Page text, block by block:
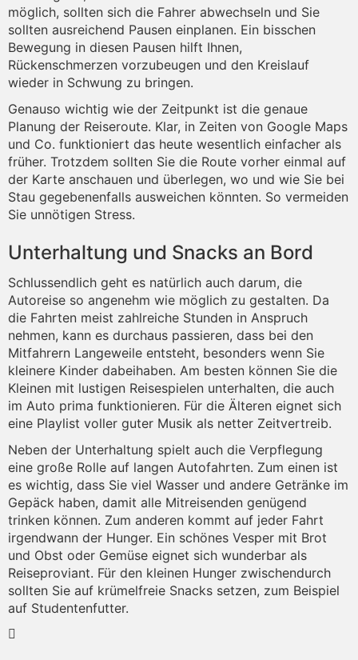
möglich, sollten sich die Fahrer abwechseln und Sie
sollten ausreichend Pausen einplanen. Ein bisschen
Bewegung in diesen Pausen hilft Ihnen,
Rückenschmerzen vorzubeugen und den Kreislauf
wieder in Schwung zu bringen.
Genauso wichtig wie der Zeitpunkt ist die genaue
Planung der Reiseroute. Klar, in Zeiten von Google Maps
und Co. funktioniert das heute wesentlich einfacher als
früher. Trotzdem sollten Sie die Route vorher einmal auf
der Karte anschauen und überlegen, wo und wie Sie bei
Stau gegebenenfalls ausweichen könnten. So vermeiden
Sie unnötigen Stress.
Unterhaltung und Snacks an Bord
Schlussendlich geht es natürlich auch darum, die
Autoreise so angenehm wie möglich zu gestalten. Da
die Fahrten meist zahlreiche Stunden in Anspruch
nehmen, kann es durchaus passieren, dass bei den
Mitfahrern Langeweile entsteht, besonders wenn Sie
kleinere Kinder dabeihaben. Am besten können Sie die
Kleinen mit lustigen Reisespielen unterhalten, die auch
im Auto prima funktionieren. Für die Älteren eignet sich
eine Playlist voller guter Musik als netter Zeitvertreib.
Neben der Unterhaltung spielt auch die Verpflegung
eine große Rolle auf langen Autofahrten. Zum einen ist
es wichtig, dass Sie viel Wasser und andere Getränke im
Gepäck haben, damit alle Mitreisenden genügend
trinken können. Zum anderen kommt auf jeder Fahrt
irgendwann der Hunger. Ein schönes Vesper mit Brot
und Obst oder Gemüse eignet sich wunderbar als
Reiseproviant. Für den kleinen Hunger zwischendurch
sollten Sie auf krümelfreie Snacks setzen, zum Beispiel
auf Studentenfutter.